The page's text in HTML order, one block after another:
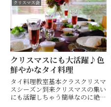
イ料理は、イエローカレーにタイ
サラダ ͛.*フライドチキン‪꙳や、タ
イのディップ、お芋とタピ...
クリスマス会
クリスマスにも大活躍♪色
鮮やかなタイ料理
タイ料理教室基本クラスクリスマ
スシーズン到来クリスマスの集い
にも活躍しちゃう簡単なのに絶賛